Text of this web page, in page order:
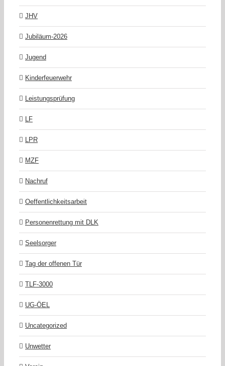
JHV
Jubiläum-2026
Jugend
Kinderfeuerwehr
Leistungsprüfung
LF
LPR
MZF
Nachruf
Oeffentlichkeitsarbeit
Personenrettung mit DLK
Seelsorger
Tag der offenen Tür
TLF-3000
UG-ÖEL
Uncategorized
Unwetter